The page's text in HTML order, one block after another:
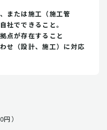
または施工（施工管
社でできること。
点が存在すること
せ（設計、施工）に対応
）